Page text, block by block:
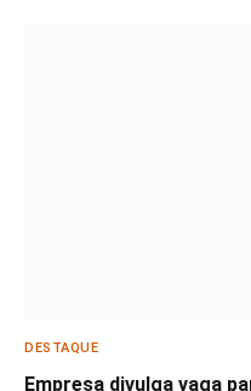
DESTAQUE
Empresa divulga vaga